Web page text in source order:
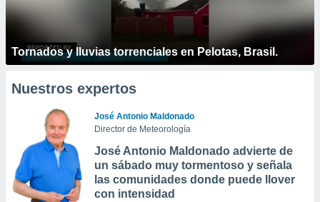
Tornados y lluvias torrenciales en Pelotas, Brasil.
Nuestros expertos
José Antonio Maldonado
Director de Meteorología
José Antonio Maldonado advierte de
un sábado muy tormentoso y señala
las comunidades donde puede llover
con intensidad